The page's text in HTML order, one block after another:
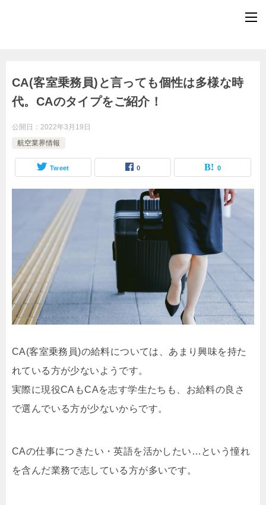
CA(客室乗務員)と言っても個性は多様な時
代。CAのタイプをご紹介！
公開日： 2022年3月19日
航空業界情報
Tweet 0 0
CA(客室乗務員)の給料については、あまり興味を持た
れている方が少ないようです。
実際に現役CAもCAを志す学生たちも、お給料の良さ
で選んでいる方が少ないからです。
CAの仕事につきたい・英語を活かしたい…という憧れ
を含んだ業務で志している方が多いです。